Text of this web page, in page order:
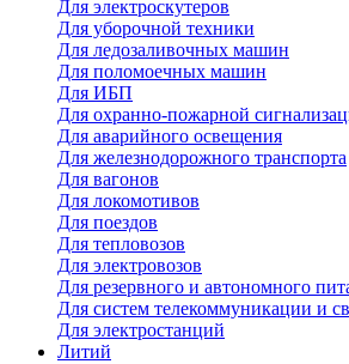
Для электроскутеров
Для уборочной техники
Для ледозаливочных машин
Для поломоечных машин
Для ИБП
Для охранно-пожарной
Для аварийного освещения
Для железнодорожного транспорта
Для вагонов
Для локомотивов
Для поездов
Для тепловозов
Для электровозов
Для резервного и автономного
Для систем телекоммуникации и
Для электростанций
Литий